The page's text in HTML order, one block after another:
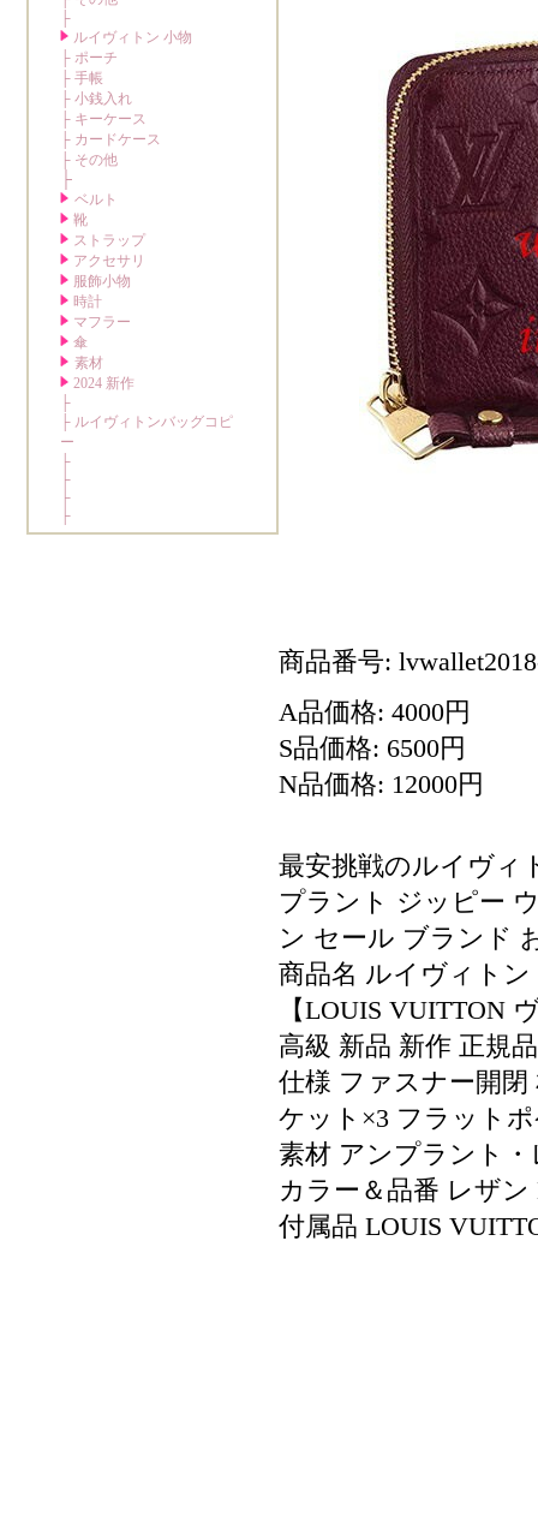
商品番号:
A品価格: 4000円
S品価格: 6500円
N品価格: 12000円
最安挑戦のルイヴィ
プラント ジッピー
ン セール ブランド
商品名 ルイヴィト
【LOUIS VUITTON
高級 新品 新作 正規
仕様 ファスナー開閉
ケット×3 フラット
素材 アンプラント
カラー＆品番 レザン
付属品 LOUIS